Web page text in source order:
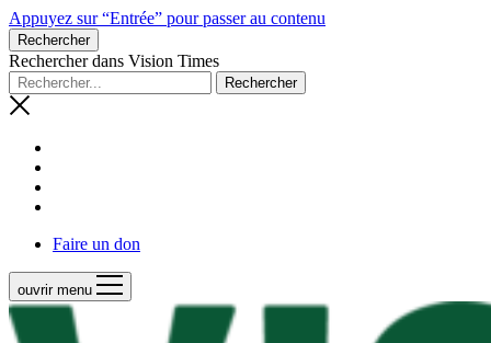
Appuyez sur “Entrée” pour passer au contenu
Rechercher
Rechercher dans Vision Times
Faire un don
ouvrir menu